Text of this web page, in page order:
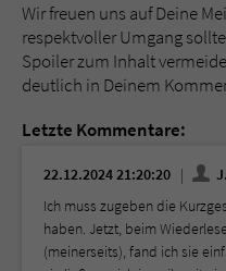
Wir freuen uns auf Deine
respektvoller Umgang
Spoiler zum Inhalt
deutlich in Deinem
Letzte Kommentare:
22.12.2024 21:20:20
Ich muss zugeben die
haben. Jetzt, beim
(meinerseits), fand ich sie